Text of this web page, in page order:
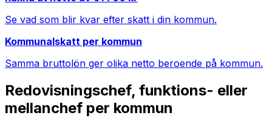
Se vad som blir kvar efter skatt i din kommun.
Kommunalskatt per kommun
Samma bruttolön ger olika netto beroende på kommun.
Redovisningschef, funktions- eller
mellanchef per kommun